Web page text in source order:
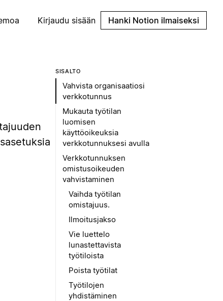
Kirjaudu sisään Hanki Notion ilmaiseksi
SISÄLTÖ
Vahvista organisaatiosi
verkkotunnus
Mukauta työtilan
luomisen
käyttöoikeuksia
verkkotunnuksesi avulla
Verkkotunnuksen
omistusoikeuden
vahvistaminen
Vaihda työtilan
omistajuus.
Ilmoitusjakso
Vie luettelo
lunastettavista
työtiloista
Poista työtilat
Työtilojen
yhdistäminen